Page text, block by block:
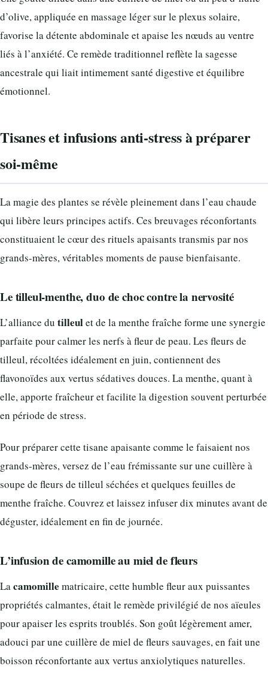
d’olive, appliquée en massage léger sur le plexus solaire,
favorise la détente abdominale et apaise les nœuds au ventre
liés à l’anxiété. Ce remède traditionnel reflète la sagesse
ancestrale qui liait intimement santé digestive et équilibre
émotionnel.
Tisanes et infusions anti-stress à préparer
soi-même
La magie des plantes se révèle pleinement dans l’eau chaude
qui libère leurs principes actifs. Ces breuvages réconfortants
constituaient le cœur des rituels apaisants transmis par nos
grands-mères, véritables moments de pause bienfaisante.
Le tilleul-menthe, duo de choc contre la nervosité
L’alliance du tilleulet de la menthe fraîche forme une synergie
parfaite pour calmer les nerfs à fleur de peau. Les fleurs de
tilleul, récoltées idéalement en juin, contiennent des
flavonoïdes aux vertus sédatives douces. La menthe, quant à
elle, apporte fraîcheur et facilite la digestion souvent perturbée
en période de stress.
Pour préparer cette tisane apaisante comme le faisaient nos
grands-mères, versez de l’eau frémissante sur une cuillère à
soupe de fleurs de tilleul séchées et quelques feuilles de
menthe fraîche. Couvrez et laissez infuser dix minutes avant de
déguster, idéalement en fin de journée.
L’infusion de camomille au miel de fleurs
Lacamomille matricaire, cette humble fleur aux puissantes
propriétés calmantes, était le remède privilégié de nos aïeules
pour apaiser les esprits troublés. Son goût légèrement amer,
adouci par une cuillère de miel de fleurs sauvages, en fait une
boisson réconfortante aux vertus anxiolytiques naturelles.